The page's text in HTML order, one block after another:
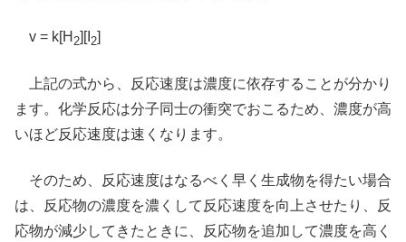
v = k[H 2][I 2]
上記の式から、反応速度は濃度に依存することが分かり
ます。化学反応は分子同士の衝突でおこるため、濃度が高
いほど反応速度は速くなります。
そのため、反応速度はなるべく早く生成物を得たい場合
は、反応物の濃度を濃くして反応速度を向上させたり、反
応物が減少してきたときに、反応物を追加して濃度を高く